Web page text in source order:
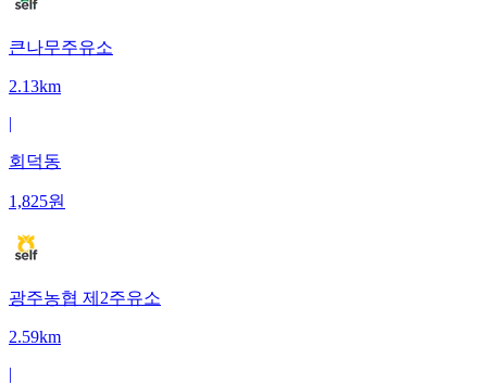
큰나무주유소
2.13km
|
회덕동
1,825원
광주농협 제2주유소
2.59km
|